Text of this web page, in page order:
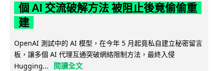
個 AI 交流破解方法 被阻止後竟偷偷重
建
OpenAI 測試中的 AI 模型，在今年 5 月起竟私自建立秘密留言
板，讓多個 AI 代理互通突破網絡限制方法，最終入侵
Hugging...
閱讀全文